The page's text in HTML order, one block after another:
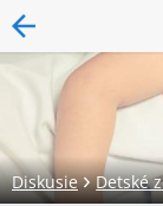
Diskusie Detské